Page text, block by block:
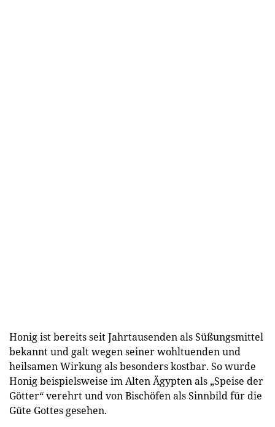
Honig ist bereits seit Jahrtausenden als Süßungsmittel
bekannt und galt wegen seiner wohltuenden und
heilsamen Wirkung als besonders kostbar. So wurde
Honig beispielsweise im Alten Ägypten als „Speise der
Götter“ verehrt und von Bischöfen als Sinnbild für die
Güte Gottes gesehen.